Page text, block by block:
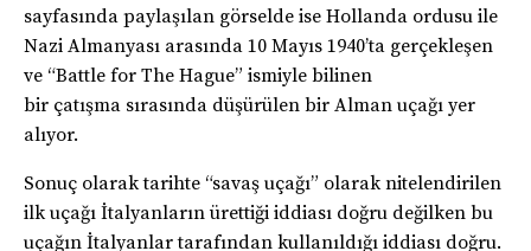
sayfasında paylaşılan görselde ise Hollanda ordusu ile
Nazi Almanyası arasında 10 Mayıs 1940’ta gerçekleşen
ve “Battle for The Hague” ismiyle bilinen
bir çatışma sırasında düşürülen bir Alman uçağı yer
alıyor.
Sonuç olarak tarihte “savaş uçağı” olarak nitelendirilen
ilk uçağı İtalyanların ürettiği iddiası doğru değilken bu
uçağın İtalyanlar tarafından kullanıldığı iddiası doğru.